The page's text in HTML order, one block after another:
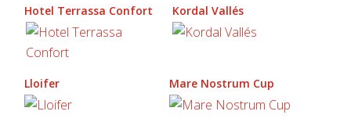
Hotel Terrassa Confort Kordal Vallés
Lloifer Mare Nostrum Cup